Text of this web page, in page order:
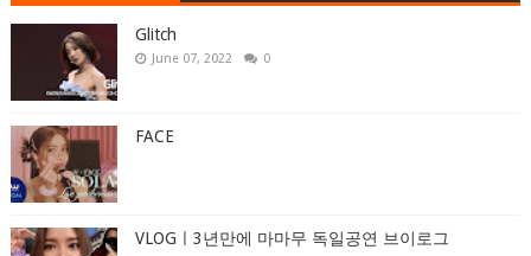
Glitch
June 07, 2022 0
FACE
VLOGㅣ3년만에 마마무 독일공연 브이로그